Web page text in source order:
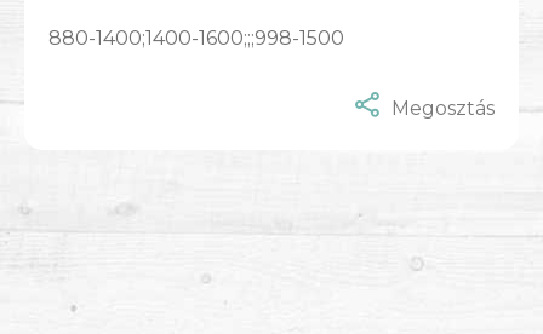
880-1400;1400-1600;;;998-1500
Megosztás